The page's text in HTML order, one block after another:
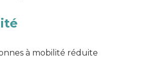
à mobilité réduite